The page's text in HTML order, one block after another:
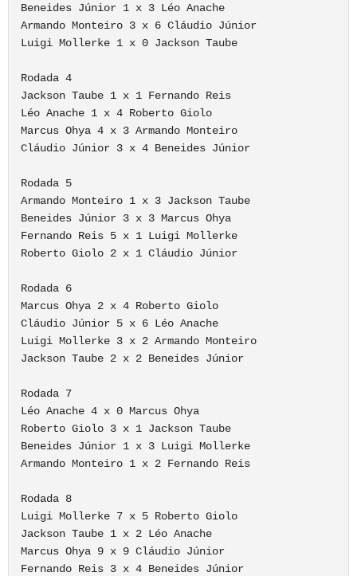
Beneides Júnior 1 x 3 Léo Anache
Armando Monteiro 3 x 6 Cláudio Júnior
Luigi Mollerke 1 x 0 Jackson Taube
Rodada 4
Jackson Taube 1 x 1 Fernando Reis
Léo Anache 1 x 4 Roberto Giolo
Marcus Ohya 4 x 3 Armando Monteiro
Cláudio Júnior 3 x 4 Beneides Júnior
Rodada 5
Armando Monteiro 1 x 3 Jackson Taube
Beneides Júnior 3 x 3 Marcus Ohya
Fernando Reis 5 x 1 Luigi Mollerke
Roberto Giolo 2 x 1 Cláudio Júnior
Rodada 6
Marcus Ohya 2 x 4 Roberto Giolo
Cláudio Júnior 5 x 6 Léo Anache
Luigi Mollerke 3 x 2 Armando Monteiro
Jackson Taube 2 x 2 Beneides Júnior
Rodada 7
Léo Anache 4 x 0 Marcus Ohya
Roberto Giolo 3 x 1 Jackson Taube
Beneides Júnior 1 x 3 Luigi Mollerke
Armando Monteiro 1 x 2 Fernando Reis
Rodada 8
Luigi Mollerke 7 x 5 Roberto Giolo
Jackson Taube 1 x 2 Léo Anache
Marcus Ohya 9 x 9 Cláudio Júnior
Fernando Reis 3 x 4 Beneides Júnior